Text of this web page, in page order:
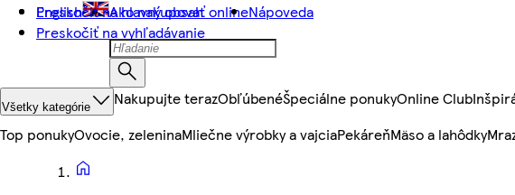
Preskočiť na hlavný obsah
Preskočiť na vyhľadávanie
English Ako nakupovať onlineNápoveda
Všetky kategórie Nakupujte terazObľúbenéŠpeciálne ponukyOnline Club
Top ponukyOvocie, zeleninaMliečne výrobky a vajciaPekáreňMäso a lahôdky